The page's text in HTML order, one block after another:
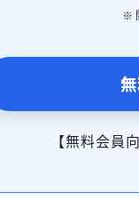
※
【無料会員